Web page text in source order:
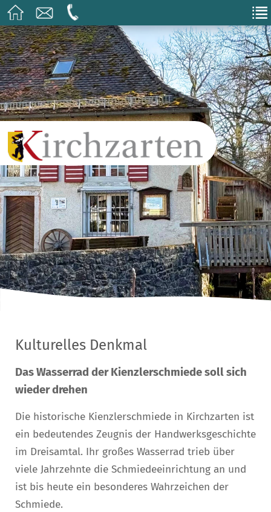
Kulturelles Denkmal
Das Wasserrad der Kienzlerschmiede soll sich
wieder drehen
Die historische Kienzlerschmiede in Kirchzarten ist
ein bedeutendes Zeugnis der Handwerksgeschichte
im Dreisamtal. Ihr großes Wasserrad trieb über
viele Jahrzehnte die Schmiedeeinrichtung an und
ist bis heute ein besonderes Wahrzeichen der
Schmiede.